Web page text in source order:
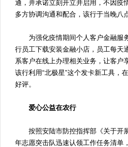
通，并承诺立刻开立并启用，不因疫
多方协调沟通和配合，该行于当晚八
为强化疫情期间个人客户金融服
行员工下载安装金融小店，员工每天
系客户在线上办理相关业务，让客户
该行利用“北极星”这个发卡新工具，
好评。
爱心公益在农行
按照安陆市防控指挥部《关于开
年志愿突击队迅速认领工作任务清单